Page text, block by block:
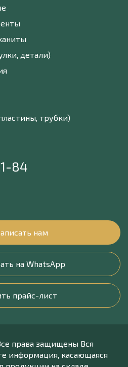
детали)
трубки)
84
нам
на WhatsApp
прайс-лист
права защищены Вся
информация, касающаяся